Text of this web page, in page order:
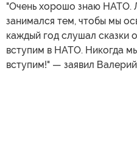
"Очень хорошо знаю НАТО.
занимался тем, чтобы мы
каждый год слушал сказки
вступим в НАТО. Никогда
вступим!" — заявил